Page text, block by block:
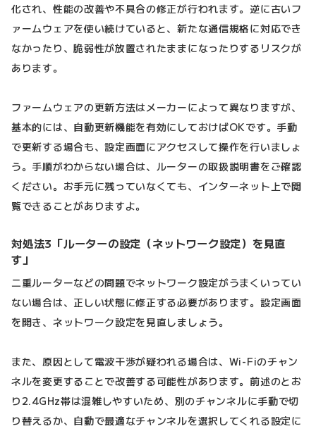
化され、性能の改善や不具合の修正が行われます。逆に古いフ
ァームウェアを使い続けていると、新たな通信規格に対応でき
なかったり、脆弱性が放置されたままになったりするリスクが
あります。
ファームウェアの更新方法はメーカーによって異なりますが、
基本的には、自動更新機能を有効にしておけばOKです。手動
で更新する場合も、設定画面にアクセスして操作を行いましょ
う。手順がわからない場合は、ルーターの取扱説明書をご確認
ください。お手元に残っていなくても、インターネット上で閲
覧できることがありますよ。
対処法3「ルーターの設定（ネットワーク設定）を見直
す」
二重ルーターなどの問題でネットワーク設定がうまくいってい
ない場合は、正しい状態に修正する必要があります。設定画面
を開き、ネットワーク設定を見直しましょう。
また、原因として電波干渉が疑われる場合は、Wi-Fiのチャン
ネルを変更することで改善する可能性があります。前述のとお
り2.4GHz帯は混雑しやすいため、別のチャンネルに手動で切
り替えるか、自動で最適なチャンネルを選択してくれる設定に